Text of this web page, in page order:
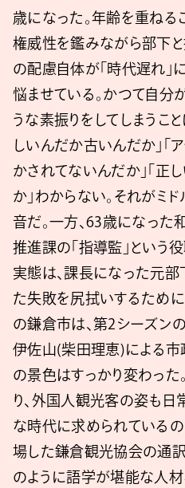
歳になった。年齢を重ねる
権威性を鑑みながら部下と
の配慮自体が「時代遅れ」
悩ませている。かつて自分
うな素振りをしてしまうこ
しいんだか古いんだか」「
かされてないんだか」「正
か」わからない。それがミ
音だ。一方、63歳になった
推進課の「指導監」という
実態は、課長になった元部
た失敗を尻拭いするため
の鎌倉市は、第2シーズンの
伊佐山(柴田理恵)による市
の景色はすっかり変わった
り、外国人観光客の姿も日
な時代に求められているの
場した鎌倉観光協会の通
のように語学が堪能な人材